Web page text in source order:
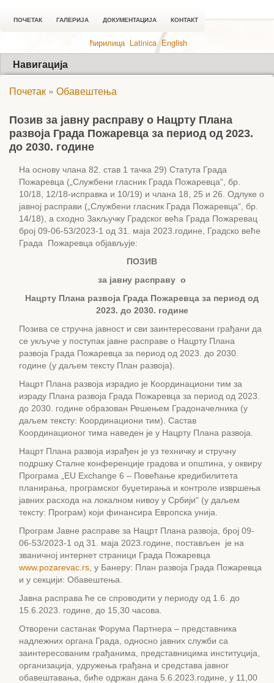
ПОЧЕТАК ГАЛЕРИЈА ДОКУМЕНТАЦИЈА КОНТАКТ
ћирилица Latinica English
Навигација
Почетак » Обавештења
Позив за јавну расправу о Нацрту Плана
развоја Града Пожаревца за период од 2023.
до 2030. године
На основу члана 82. став 1 тачка 29) Статута Града
Пожаревца („Службени гласник Града Пожаревца“, бр.
10/18, 12/18-исправка и 10/19) и члана 18, 25 и 26. Одлуке о
јавној расправи („Службени гласник Града Пожаревца“, бр.
14/18), а сходно Закључку Градског већа Града Пожаревац
број 09-06-53/2023-1 од 31. маја 2023.године, Градско веће
Града Пожаревца објављује:
ПОЗИВ
за јавну расправу о
Нацрту Плана развоја Града Пожаревца за период од
2023. до 2030. године
Позива се стручна јавност и сви заинтересовани грађани да
се укључе у поступак јавне расправе о Нацрту Плана
развоја Града Пожаревца за период од 2023. до 2030.
године (у даљем тексту План развоја).
Нацрт Плана развоја израдио је Координациони тим за
израду Плана развоја Града Пожаревца за период од 2023.
до 2030. године образован Решењем Градоначелника (у
даљем тексту: Координациони тим). Састав
Координационог тима наведен је у Нацрту Плана развоја.
Нацрт Плана развоја израђен је уз техничку и стручну
подршку Сталне конференције градова и општина, у оквиру
Програма „EU Exchange 6 – Повећање кредибилитета
планирања, програмског буџетирања и контроле извршења
јавних расхода на локалном нивоу у Србији“ (у даљем
тексту: Програм) који финансира Европска унија.
Програм Јавне расправе за Нацрт Плана развоја, број 09-
06-53/2023-1 од 31. маја 2023.године, постављен је на
званичној интернет страници Града Пожаревца
www.pozarevac.rs , у Банеру: План развоја Града Пожаревца
и у секцији: Обавештења.
Јавна расправа ће се спроводити у периоду од 1.6. до
15.6.2023. године, до 15,30 часова.
Отворени састанак Форума Партнера – представника
надлежних органа Града, односно јавних служби са
заинтересованим грађанима, представницима институција,
организација, удружења грађана и средстава јавног
обавештавања, биће одржан дана 5.6.2023.године, у 11,00